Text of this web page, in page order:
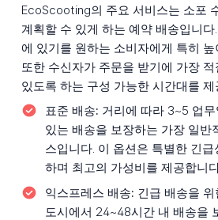
EcoScooting의 주요 서비스는 소포
계획할 수 있게 하는 예약 배송입니
에 있기를 원하는 소비자에게 특히
또한 수신자가 주문을 받기에 가장
있도록 하는 구성 가능한 시간대를 제
표준 배송: 거리에 따라 3~5 업
있는 배송을 보장하는 가장 일반
스입니다. 이 옵션은 특별한 긴
하며 최고의 가성비를 제공합니
익스프레스 배송: 긴급 배송을
도시에서 24~48시간 내 배송을